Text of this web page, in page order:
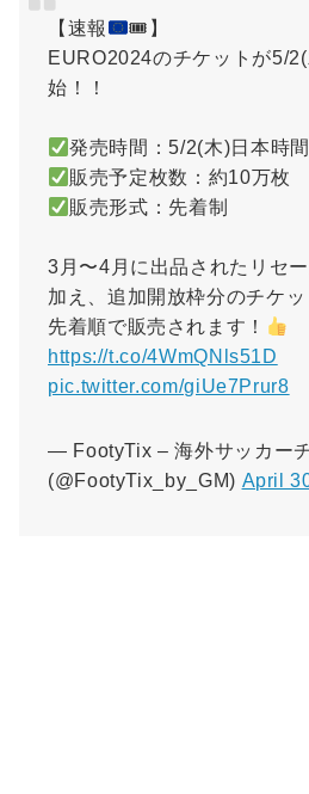
【速報
🎟】
EURO2024のチケットが5/
始！！
発売時間：5/2(木)日本時
販売予定枚数：約10万枚
販売形式：先着制
3月〜4月に出品されたリセ
加え、追加開放枠分のチケ
先着順で販売されます！
https://t.co/4WmQNls51D
pic.twitter.com/giUe7Prur8
— FootyTix – 海外サッカー
(@FootyTix_by_GM) April